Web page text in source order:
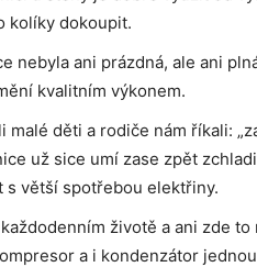
kolíky dokoupit.
nebyla ani prázdná, ale ani
kvalitním výkonem.
děti a rodiče nám říkali:
už sice umí zase zpět
s větší spotřebou elektřiny.
životě a ani zde to
a i kondenzátor